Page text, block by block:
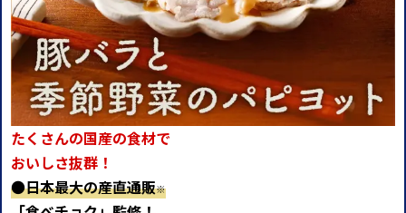
たくさんの国産の食材で
おいしさ抜群！
●日本最大の産直通販※